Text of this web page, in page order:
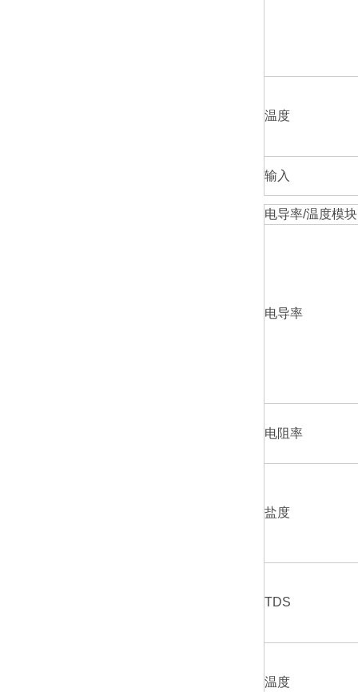
温度
输入
电导率/温度模
电导率
电阻率
盐度
TDS
温度